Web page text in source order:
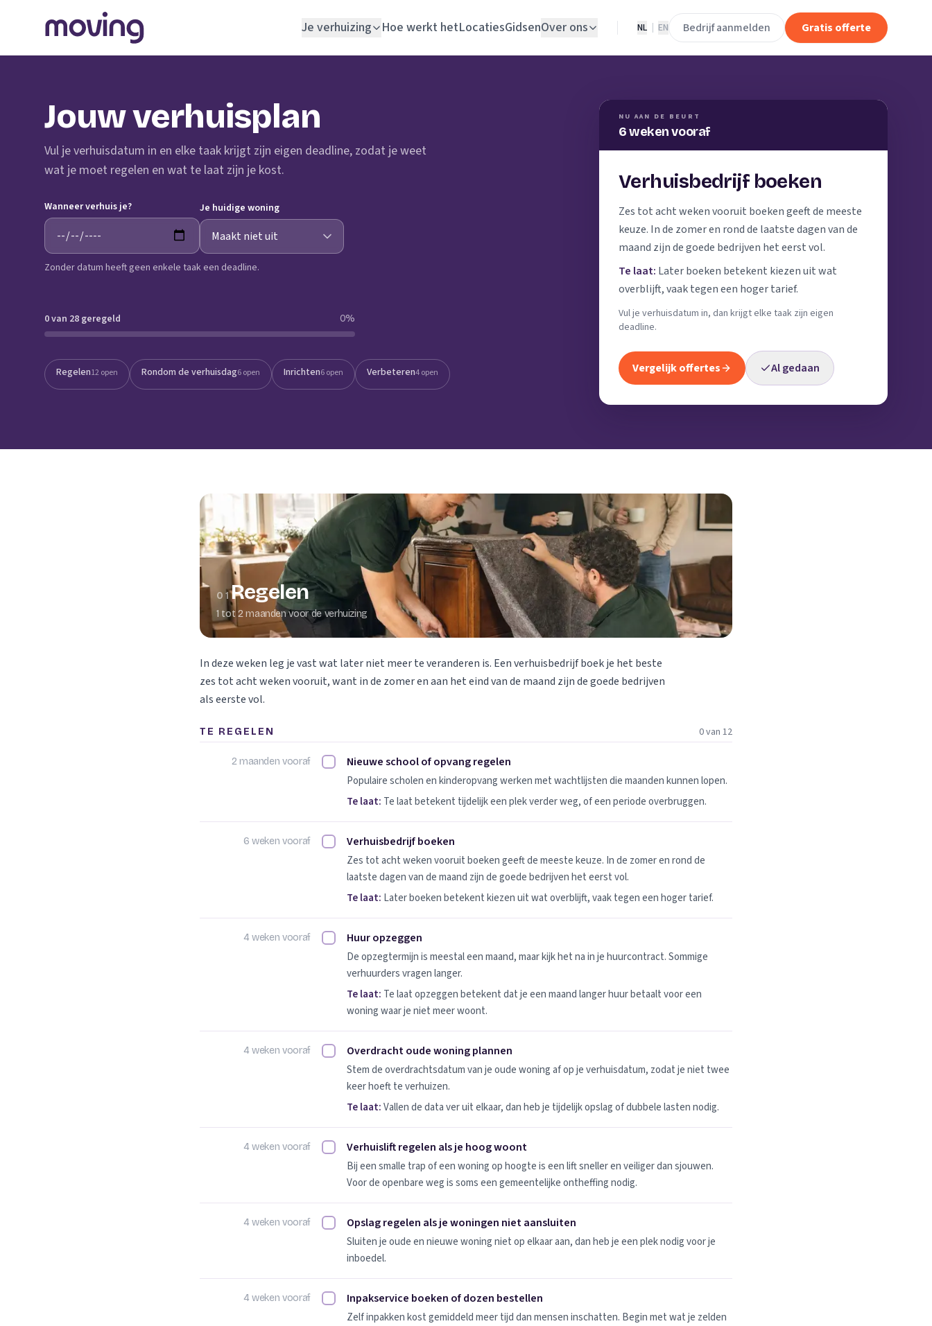
Je verhuizing
Opslagruimte
Schoonmaakbedrijf
Schildersbedrijf
Klusjesman
Loodgieter
Slotenmaker
Hoe werkt hetLocatiesGidsenOver ons NL EN Bedrijf aanmelden Gratis offerte
Jouw verhuisplan
Vul je verhuisdatum in en elke taak krijgt zijn eigen deadline, zodat je weet
wat je moet regelen en wat te laat zijn je kost.
Wanneer verhuis je? Je huidige woning
Zonder datum heeft geen enkele taak een deadline.
NU AAN DE BEURT
6 weken vooraf
Verhuisbedrijf boeken
Zes tot acht weken vooruit boeken geeft de meeste
keuze. In de zomer en rond de laatste dagen van de
maand zijn de goede bedrijven het eerst vol.
Te laat: Later boeken betekent kiezen uit wat
overblijft, vaak tegen een hoger tarief.
Vul je verhuisdatum in, dan krijgt elke taak zijn eigen
deadline.
Vergelijk offertes Al gedaan
0 van 28 geregeld 0%
Regelen12 open Rondom de verhuisdag6 open Inrichten6 open Verbeteren4 open
01Regelen
1 tot 2 maanden voor de verhuizing
In deze weken leg je vast wat later niet meer te veranderen is. Een verhuisbedrijf boek je het beste
zes tot acht weken vooruit, want in de zomer en aan het eind van de maand zijn de goede bedrijven
als eerste vol.
TE REGELEN 0 van 12
2 maanden vooraf Nieuwe school of opvang regelen afvinken
Nieuwe school of opvang regelen
Populaire scholen en kinderopvang werken met wachtlijsten die maanden kunnen lopen.
Te laat: Te laat betekent tijdelijk een plek verder weg, of een periode overbruggen.
6 weken vooraf Verhuisbedrijf boeken afvinken
Verhuisbedrijf boeken
Zes tot acht weken vooruit boeken geeft de meeste keuze. In de zomer en rond de
laatste dagen van de maand zijn de goede bedrijven het eerst vol.
Te laat: Later boeken betekent kiezen uit wat overblijft, vaak tegen een hoger tarief.
4 weken vooraf Huur opzeggen afvinken
Huur opzeggen
De opzegtermijn is meestal een maand, maar kijk het na in je huurcontract. Sommige
verhuurders vragen langer.
Te laat: Te laat opzeggen betekent dat je een maand langer huur betaalt voor een
woning waar je niet meer woont.
4 weken vooraf Overdracht oude woning plannen afvinken
Overdracht oude woning plannen
Stem de overdrachtsdatum van je oude woning af op je verhuisdatum, zodat je niet twee
keer hoeft te verhuizen.
Te laat:Vallen de data ver uit elkaar, dan heb je tijdelijk opslag of dubbele lasten nodig.
4 weken vooraf Verhuislift regelen als je hoog woont afvinken
Verhuislift regelen als je hoog woont
Bij een smalle trap of een woning op hoogte is een lift sneller en veiliger dan sjouwen.
Voor de openbare weg is soms een gemeentelijke ontheffing nodig.
4 weken vooraf Opslag regelen als je woningen niet aansluiten afvinken
Opslag regelen als je woningen niet aansluiten
Sluiten je oude en nieuwe woning niet op elkaar aan, dan heb je een plek nodig voor je
inboedel.
4 weken vooraf Inpakservice boeken of dozen bestellen afvinken
Inpakservice boeken of dozen bestellen
Zelf inpakken kost gemiddeld meer tijd dan mensen inschatten. Begin met wat je zelden